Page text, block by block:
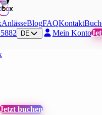
AnlässeBlogFAQKontakt
DE Mein Konto
Jetzt buchen